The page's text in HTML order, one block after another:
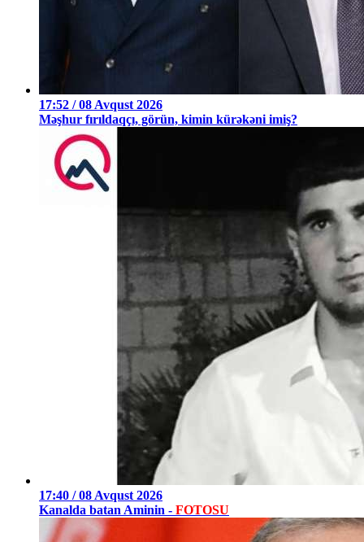
17:52 / 08 Avqust 2026
Məşhur fırıldaqçı, görün, kimin kürəkəni imiş?
17:40 / 08 Avqust 2026
Kanalda batan Aminin - FOTOSU